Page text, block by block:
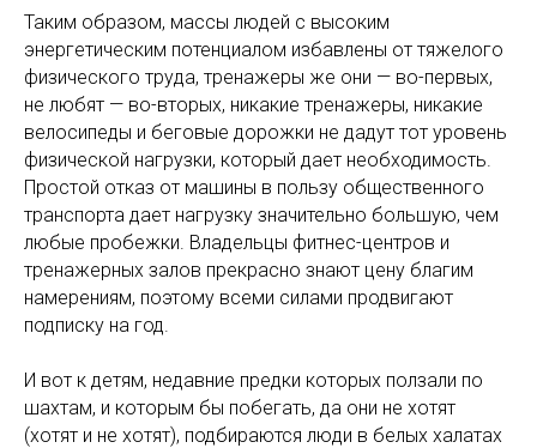
Таким образом, массы людей с высоким
энергетическим потенциалом избавлены от тяжелого
физического труда, тренажеры же они — во-первых,
не любят — во-вторых, никакие тренажеры, никакие
велосипеды и беговые дорожки не дадут тот уровень
физической нагрузки, который дает необходимость.
Простой отказ от машины в пользу общественного
транспорта дает нагрузку значительно большую, чем
любые пробежки. Владельцы фитнес-центров и
тренажерных залов прекрасно знают цену благим
намерениям, поэтому всеми силами продвигают
подписку на год.
И вот к детям, недавние предки которых ползали по
шахтам, и которым бы побегать, да они не хотят
(хотят и не хотят), подбираются люди в белых халатах